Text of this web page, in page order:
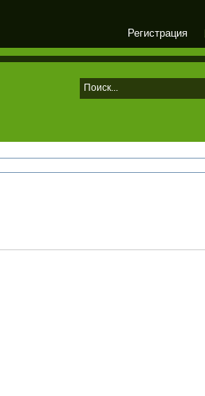
Регистрация